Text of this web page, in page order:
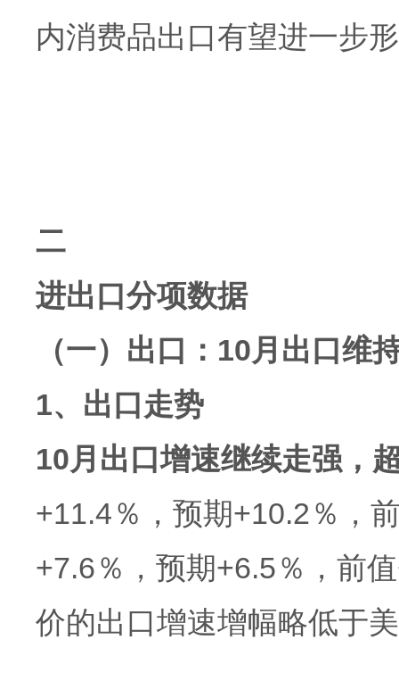
内消费品出口有望进一步
二
进出口分项数据
（一）出口：10月出口维
1、出口走势
10月出口增速继续走强，
+11.4％，预期+10.2％，
+7.6％，预期+6.5％，前
价的出口增速增幅略低于